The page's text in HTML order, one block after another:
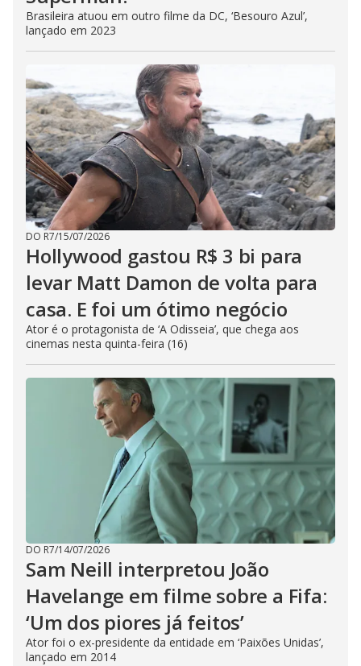
Brasileira atuou em outro filme da DC, ‘Besouro Azul’,
lançado em 2023
DO R7/15/07/2026
Hollywood gastou R$ 3 bi para
levar Matt Damon de volta para
casa. E foi um ótimo negócio
Ator é o protagonista de ‘A Odisseia’, que chega aos
cinemas nesta quinta-feira (16)
DO R7/14/07/2026
Sam Neill interpretou João
Havelange em filme sobre a Fifa:
‘Um dos piores já feitos’
Ator foi o ex-presidente da entidade em ‘Paixões Unidas’,
lançado em 2014